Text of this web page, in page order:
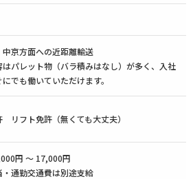
京方面への近距離輸送
はパレット物（バラ積みはなし）が多く、入社
でも働いていただけます。
リフト免許（無くても大丈夫）
円 ～ 17,000円
・通勤交通費は別途支給